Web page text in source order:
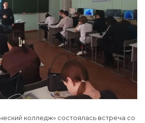
колледж» состоялась встреча со